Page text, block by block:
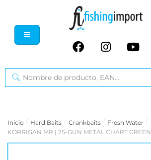
Inicio / Hard Baits / Crankbaits / Fresh Water /
KORRIGAN MR | 25-GUN METAL CHART GREEN